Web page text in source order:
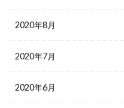
2020年8月
2020年7月
2020年6月